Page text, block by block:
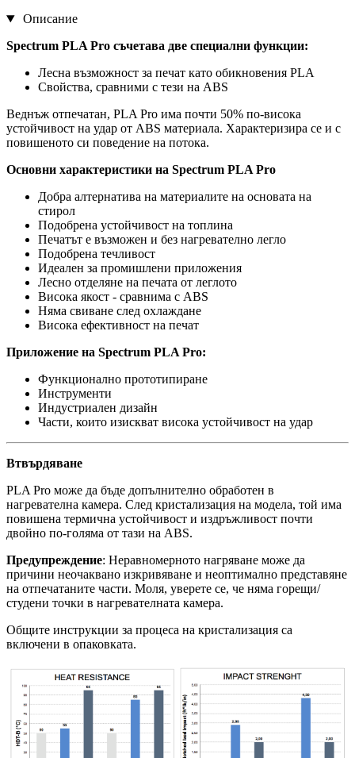
Описание
Spectrum PLA Pro съчетава две специални функции:
Лесна възможност за печат като обикновения PLA
Свойства, сравними с тези на ABS
Веднъж отпечатан, PLA Pro има почти 50% по-висока
устойчивост на удар от ABS материала. Характеризира се и с
повишеното си поведение на потока.
Основни характеристики на Spectrum PLA Pro
Добра алтернатива на материалите на основата на
стирол
Подобрена устойчивост на топлина
Печатът е възможен и без нагревателно легло
Подобрена течливост
Идеален за промишлени приложения
Лесно отделяне на печата от леглото
Висока якост - сравнима с ABS
Няма свиване след охлаждане
Висока ефективност на печат
Приложение на Spectrum PLA Pro:
Функционално прототипиране
Инструменти
Индустриален дизайн
Части, които изискват висока устойчивост на удар
Втвърдяване
PLA Pro може да бъде допълнително обработен в
нагревателна камера. След кристализация на модела, той има
повишена термична устойчивост и издръжливост почти
двойно по-голяма от тази на ABS.
Предупреждение: Неравномерното нагряване може да
причини неочаквано изкривяване и неоптимално представяне
на отпечатаните части. Моля, уверете се, че няма горещи/
студени точки в нагревателната камера.
Общите инструкции за процеса на кристализация са
включени в опаковката.